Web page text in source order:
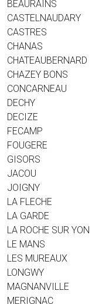
BEAURAINS
CASTELNAUDARY
CASTRES
CHANAS
CHATEAUBERNARD
CHAZEY BONS
CONCARNEAU
DECHY
DECIZE
FECAMP
FOUGERE
GISORS
JACOU
JOIGNY
LA FLECHE
LA GARDE
LA ROCHE SUR YON
LE MANS
LES MUREAUX
LONGWY
MAGNANVILLE
MERIGNAC